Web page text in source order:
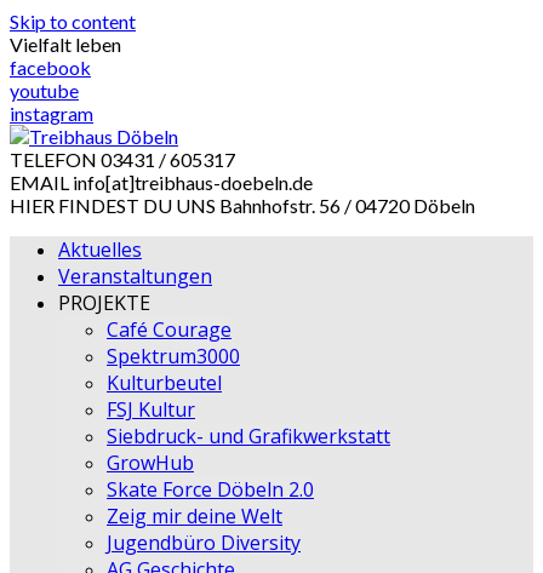
Skip to content
Vielfalt leben
facebook
youtube
instagram
TELEFON 03431 / 605317
EMAIL info[at]treibhaus-doebeln.de
HIER FINDEST DU UNS Bahnhofstr. 56 / 04720 Döbeln
Aktuelles
Veranstaltungen
PROJEKTE
Café Courage
Spektrum3000
Kulturbeutel
FSJ Kultur
Siebdruck- und Grafikwerkstatt
GrowHub
Skate Force Döbeln 2.0
Zeig mir deine Welt
Jugendbüro Diversity